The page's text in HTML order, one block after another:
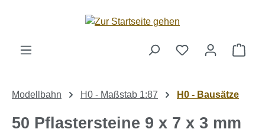
Zum Hauptinhalt springen
Modellbahn H0 - Maßstab 1:87 H0 - Bausätze
50 Pflastersteine 9 x 7 x 3 mm